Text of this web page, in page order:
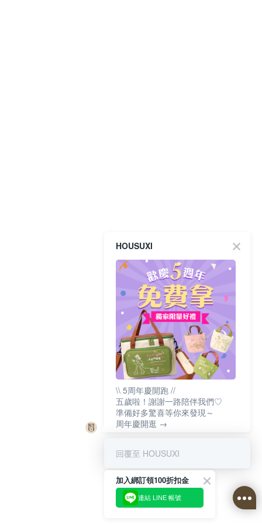
HOUSUXI
\\ 5周年慶開跑 //
五歲啦！謝謝一路陪伴我們♡
準備好多驚喜等你來發現～
周年慶開逛 →
回覆至 HOUSUXI
加入綁訂領100折扣金
連結 LINE 帳號